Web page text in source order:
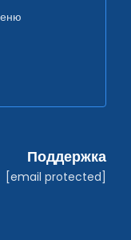
Поддержка
[email protected]